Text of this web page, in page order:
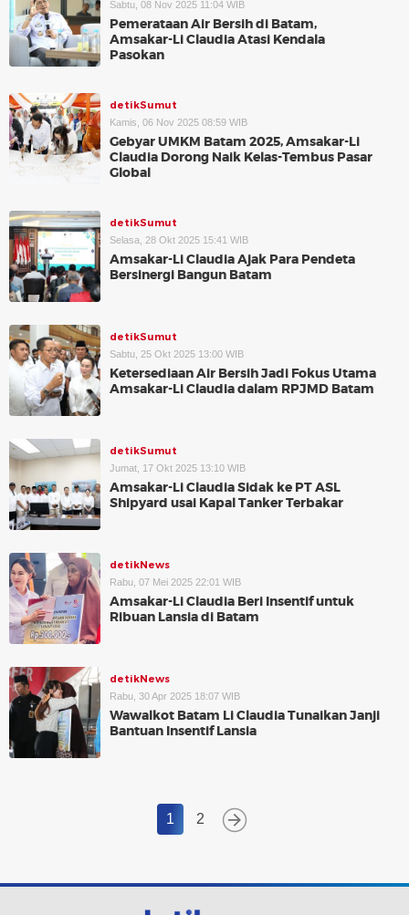
Sabtu, 08 Nov 2025 11:04 WIB
Pemerataan Air Bersih di Batam,
Amsakar-Li Claudia Atasi Kendala
Pasokan
detikSumut
Kamis, 06 Nov 2025 08:59 WIB
Gebyar UMKM Batam 2025, Amsakar-Li
Claudia Dorong Naik Kelas-Tembus Pasar
Global
detikSumut
Selasa, 28 Okt 2025 15:41 WIB
Amsakar-Li Claudia Ajak Para Pendeta
Bersinergi Bangun Batam
detikSumut
Sabtu, 25 Okt 2025 13:00 WIB
Ketersediaan Air Bersih Jadi Fokus Utama
Amsakar-Li Claudia dalam RPJMD Batam
detikSumut
Jumat, 17 Okt 2025 13:10 WIB
Amsakar-Li Claudia Sidak ke PT ASL
Shipyard usai Kapal Tanker Terbakar
detikNews
Rabu, 07 Mei 2025 22:01 WIB
Amsakar-Li Claudia Beri Insentif untuk
Ribuan Lansia di Batam
detikNews
Rabu, 30 Apr 2025 18:07 WIB
Wawalkot Batam Li Claudia Tunaikan Janji
Bantuan Insentif Lansia
1 2